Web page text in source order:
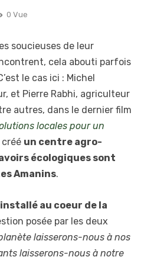
0 Vue
soucieuses de leur
cela abouti parfois
le cas ici : Michel
et Pierre Rabhi, agriculteur
autres, dans le dernier film
locales pour un
un centre agro-
écologiques sont
Amanins.
installé au coeur de la
posée par les deux
laisserons-nous à nos
laisserons-nous à notre